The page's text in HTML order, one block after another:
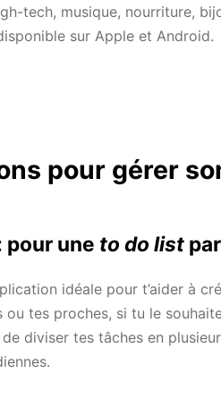
tech, musique, nourriture,
sur Apple et Android.
pour gérer
pour une to do list
idéale pour t’aider à
tes proches, si tu le
diviser tes tâches en